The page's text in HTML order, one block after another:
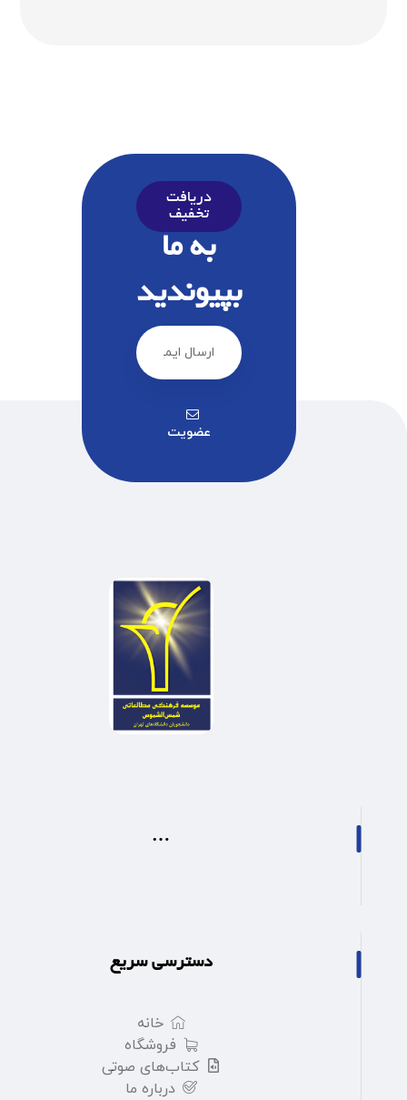
دریافت
تخفیف
به ما
بپیوندید
عضویت
…
دسترسی سریع
خانه
فروشگاه
کتاب‌های صوتی
درباره ما